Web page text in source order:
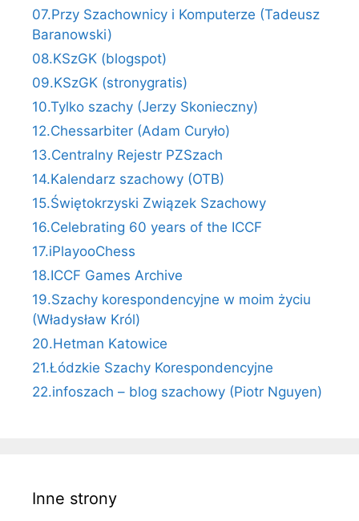
07.Przy Szachownicy i Komputerze (Tadeusz
Baranowski)
08.KSzGK (blogspot)
09.KSzGK (stronygratis)
10.Tylko szachy (Jerzy Skonieczny)
12.Chessarbiter (Adam Curyło)
13.Centralny Rejestr PZSzach
14.Kalendarz szachowy (OTB)
15.Świętokrzyski Związek Szachowy
16.Celebrating 60 years of the ICCF
17.iPlayooChess
18.ICCF Games Archive
19.Szachy korespondencyjne w moim życiu
(Władysław Król)
20.Hetman Katowice
21.Łódzkie Szachy Korespondencyjne
22.infoszach – blog szachowy (Piotr Nguyen)
Inne strony